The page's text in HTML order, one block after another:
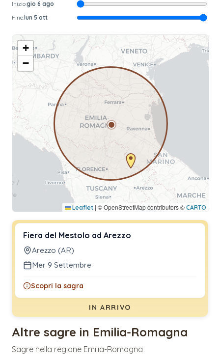
Inizio:gio 6 ago
Fine:lun 5 ott
+
−
Leaflet | © OpenStreetMap contributors © CARTO
Fiera del Mestolo ad Arezzo
Arezzo (AR)
Mer 9 Settembre
Scopri la sagra
IN ARRIVO
Altre sagre in Emilia-Romagna
Sagre nella regione Emilia-Romagna